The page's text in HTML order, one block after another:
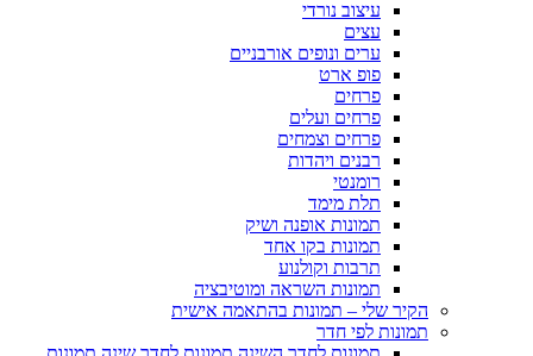
עיצוב נורדי
עצים
ערים ונופים אורבניים
פופ ארט
פרחים
פרחים ועלים
פרחים וצמחים
רבנים ויהדות
רומנטי
תלת מימד
תמונות אופנה ושיק
תמונות בקו אחד
תרבות וקולנוע
תמונות השראה ומוטיבציה
הקיר שלי – תמונות בהתאמה אישית
תמונות לפי חדר